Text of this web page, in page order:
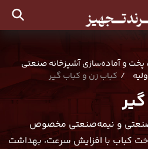
پخت و آماده‌سازی آشپزخانه صنعتی
کباب زن و کباب گیر
و نیمه‌صنعتی مخصوص
کباب با افزایش سرعت، بهداشت